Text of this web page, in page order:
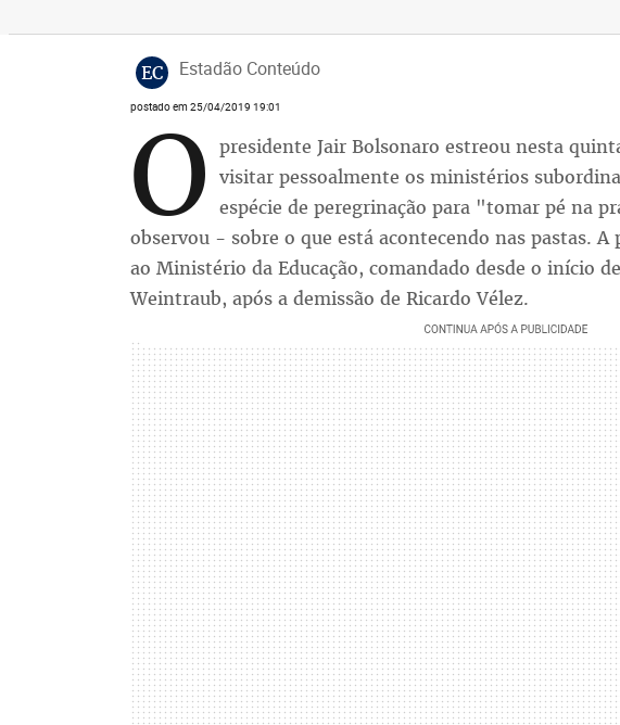
EC Estadão Conteúdo
postado em 25/04/2019 19:01
O presidente Jair Bolsonaro estreou nesta
visitar pessoalmente os ministérios
espécie de peregrinação para "tomar pé na
observou - sobre o que está acontecendo nas pastas.
ao Ministério da Educação, comandado desde o início
Weintraub, após a demissão de Ricardo Vélez.